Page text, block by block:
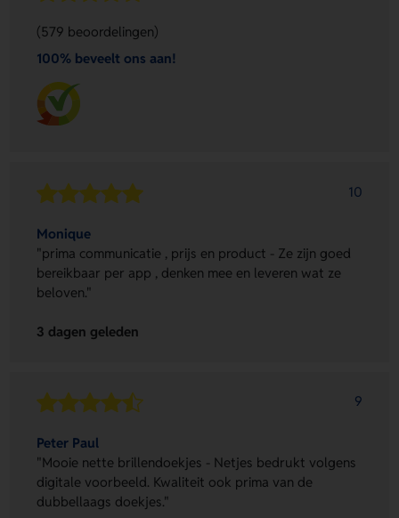
(579 beoordelingen)
100% beveelt ons aan!
10
Monique
"prima communicatie , prijs en product - Ze zijn goed
bereikbaar per app , denken mee en leveren wat ze
beloven."
3 dagen geleden
9
Peter Paul
"Mooie nette brillendoekjes - Netjes bedrukt volgens
digitale voorbeeld. Kwaliteit ook prima van de
dubbellaags doekjes."